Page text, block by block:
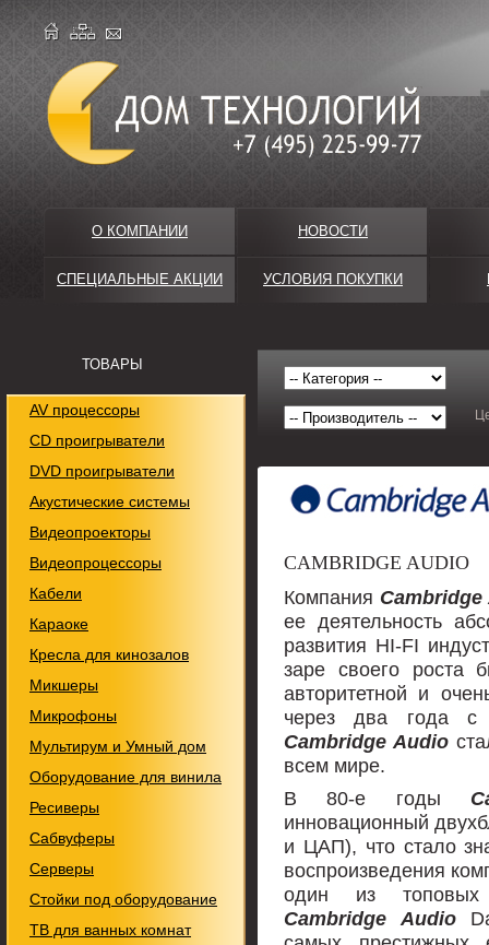
О КОМПАНИИ НОВОСТИ
СПЕЦИАЛЬНЫЕ АКЦИИ УСЛОВИЯ ПОКУПКИ
CAMBRIDGE AUDIO
Компания
ее деятельность
развития HI-FI
заре своего роста
авторитетной и
через два года с
Cambridge Audio
всем мире.
В 80-е годы
инновационный
и ЦАП), что стало
воспроизведения
один из топовых
Cambridge Audio
ТОВАРЫ
AV процессоры
CD проигрыватели
DVD проигрыватели
Акустические системы
Видеопроекторы
Видеопроцессоры
Кабели
Караоке
Кресла для кинозалов
Микшеры
Микрофоны
Мультирум и Умный дом
Оборудование для винила
Ресиверы
Сабвуферы
Серверы
Стойки под оборудование
ТВ для ванных комнат